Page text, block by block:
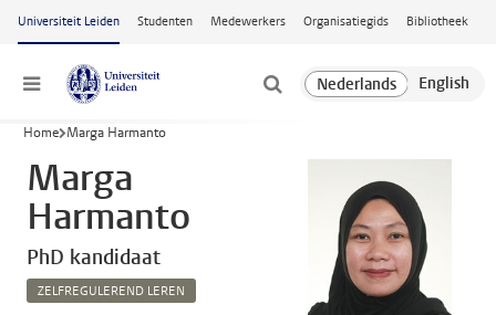
Ga naar hoofdinhoud
Universiteit Leiden Studenten Medewerkers Organisatiegids Bibliotheek
Menu
Home Marga Harmanto
Marga
Harmanto
PhD kandidaat
ZELFREGULEREND LEREN